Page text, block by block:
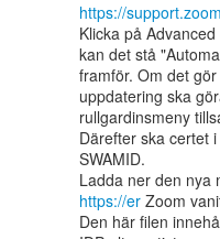
https://
Klicka på
kan det stå
framför. Om det
uppdatering ska
rullgardinsmeny
Därefter ska certet
SWAMID.
https://er Zoom
Den här filen